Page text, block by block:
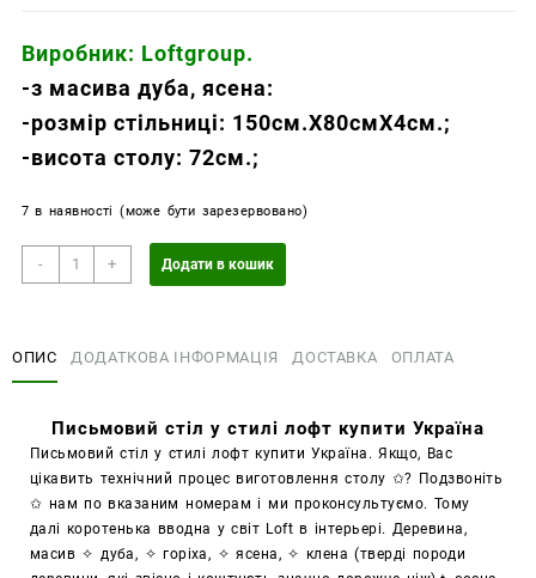
Виробник: Loftgroup.
-з масива дуба, ясена:
-розмір стільниці: 150см.Х80смХ4см.;
-висота столу: 72см.;
7 в наявності (може бути зарезервовано)
-
Письмовий
стіл
лофт
купити
кількість
+ Додати в кошик
ОПИС ДОДАТКОВА ІНФОРМАЦІЯ ДОСТАВКА ОПЛАТА
Письмовий стіл у стилі лофт купити Україна
Письмовий стіл у стилі лофт купити Україна. Якщо, Вас
цікавить технічний процес виготовлення столу ✩? Подзвоніть
✩ нам по вказаним номерам і ми проконсультуємо. Тому
далі коротенька вводна у світ Loft в інтерьері. Деревина,
масив ✧ дуба, ✧горіха, ✧ясена, ✧ клена (тверді породи